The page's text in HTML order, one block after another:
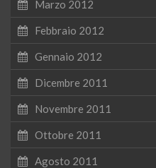
Marzo 2012
Febbraio 2012
Gennaio 2012
Dicembre 2011
Novembre 2011
Ottobre 2011
Agosto 2011